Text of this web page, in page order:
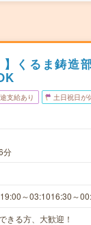
】くるま鋳造
支給あり 土日祝日が
分
～03:1016:30～
きる方、大歓迎！